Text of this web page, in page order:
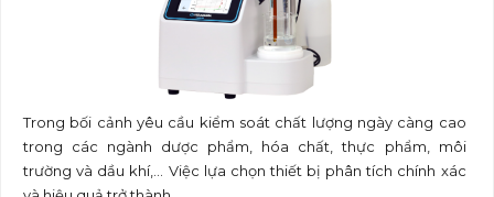
Trong bối cảnh yêu cầu kiểm soát chất lượng ngày càng cao
trong các ngành dược phẩm, hóa chất, thực phẩm, môi
trường và dầu khí,… Việc lựa chọn thiết bị phân tích chính xác